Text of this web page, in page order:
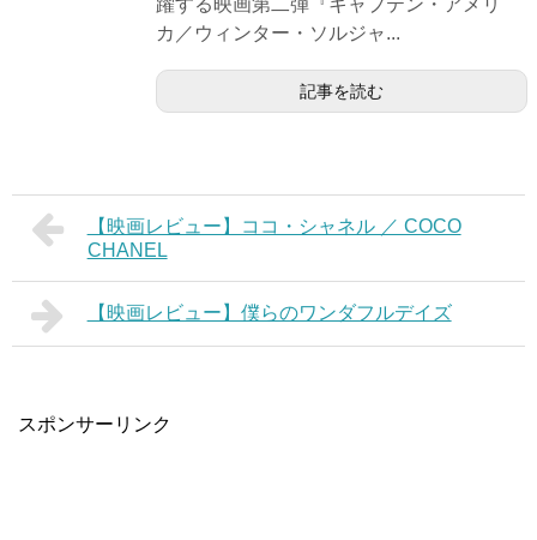
カ／ウィンター・ソルジャ...
記事を読む
【映画レビュー】ココ・シャネル ／ COCO
CHANEL
【映画レビュー】僕らのワンダフルデイズ
スポンサーリンク